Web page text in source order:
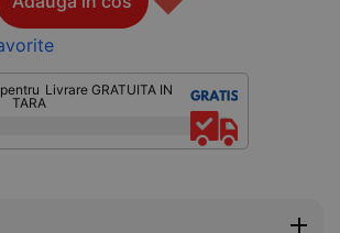
Livrare GRATUITA IN
TARA